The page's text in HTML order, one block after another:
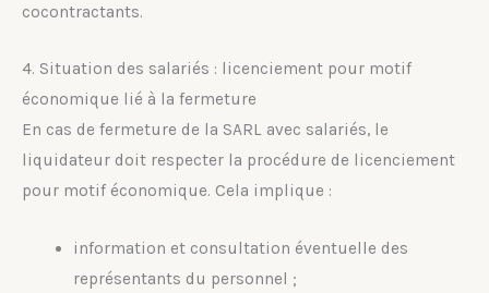
cocontractants.
4. Situation des salariés : licenciement pour motif
économique lié à la fermeture
En cas de fermeture de la SARL avec salariés, le
liquidateur doit respecter la procédure de licenciement
pour motif économique. Cela implique :
information et consultation éventuelle des
représentants du personnel ;